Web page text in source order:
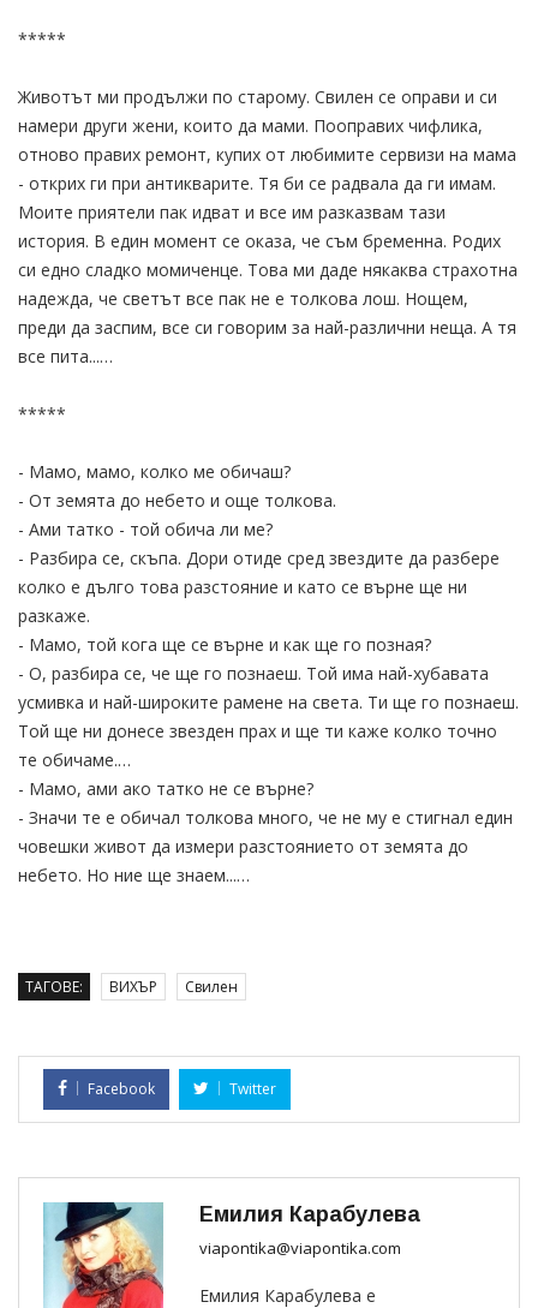
*****
Животът ми продължи по старому. Свилен се оправи и си
намери други жени, които да мами. Пооправих чифлика,
отново правих ремонт, купих от любимите сервизи на мама
- открих ги при антикварите. Тя би се радвала да ги имам.
Моите приятели пак идват и все им разказвам тази
история. В един момент се оказа, че съм бременна. Родих
си едно сладко момиченце. Това ми даде някаква страхотна
надежда, че светът все пак не е толкова лош. Нощем,
преди да заспим, все си говорим за най-различни неща. А тя
все пита...…
*****
- Мамо, мамо, колко ме обичаш?
- От земята до небето и още толкова.
- Ами татко - той обича ли ме?
- Разбира се, скъпа. Дори отиде сред звездите да разбере
колко е дълго това разстояние и като се върне ще ни
разкаже.
- Мамо, той кога ще се върне и как ще го позная?
- О, разбира се, че ще го познаеш. Той има най-хубавата
усмивка и най-широките рамене на света. Ти ще го познаеш.
Той ще ни донесе звезден прах и ще ти каже колко точно
те обичаме.…
- Мамо, ами ако татко не се върне?
- Значи те е обичал толкова много, че не му е стигнал един
човешки живот да измери разстоянието от земята до
небето. Но ние ще знаем...…
ТАГОВЕ: ВИХЪР Свилен
Facebook Twitter
Емилия Карабулева
viapontika@viapontika.com
Емилия Карабулева е